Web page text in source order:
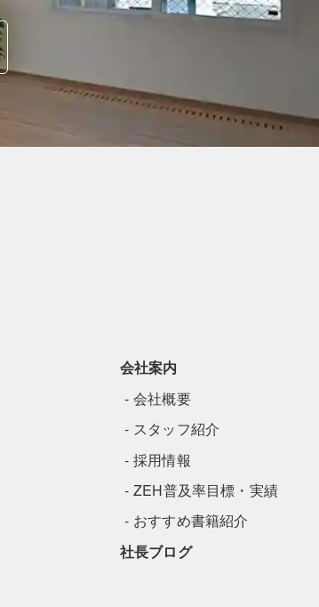
会社案内
会社概要
スタッフ紹介
採用情報
ZEH普及率目標・実績
おすすめ書籍紹介
社長ブログ